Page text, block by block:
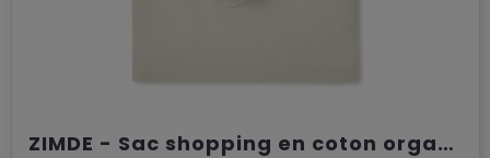
ZIMDE - Sac shopping en coton organique